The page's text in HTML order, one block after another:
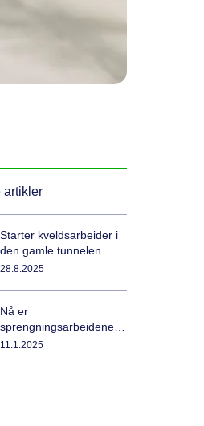
artikler
Starter kveldsarbeider i
den gamle tunnelen
28.8.2025
Nå er
sprengningsarbeidene i
gang på Strømmen
11.1.2025